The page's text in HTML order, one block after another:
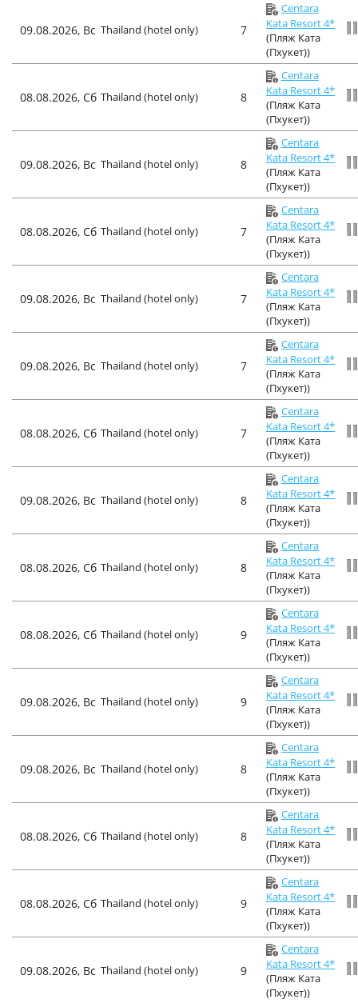
09.08.2026, Вс Thailand (hotel only) 7
Centara
Kata Resort 4*
(Пляж Ката
(Пхукет))
08.08.2026, Сб Thailand (hotel only) 8
Centara
Kata Resort 4*
(Пляж Ката
(Пхукет))
09.08.2026, Вс Thailand (hotel only) 8
Centara
Kata Resort 4*
(Пляж Ката
(Пхукет))
08.08.2026, Сб Thailand (hotel only) 7
Centara
Kata Resort 4*
(Пляж Ката
(Пхукет))
09.08.2026, Вс Thailand (hotel only) 7
Centara
Kata Resort 4*
(Пляж Ката
(Пхукет))
09.08.2026, Вс Thailand (hotel only) 7
Centara
Kata Resort 4*
(Пляж Ката
(Пхукет))
08.08.2026, Сб Thailand (hotel only) 7
Centara
Kata Resort 4*
(Пляж Ката
(Пхукет))
09.08.2026, Вс Thailand (hotel only) 8
Centara
Kata Resort 4*
(Пляж Ката
(Пхукет))
08.08.2026, Сб Thailand (hotel only) 8
Centara
Kata Resort 4*
(Пляж Ката
(Пхукет))
08.08.2026, Сб Thailand (hotel only) 9
Centara
Kata Resort 4*
(Пляж Ката
(Пхукет))
09.08.2026, Вс Thailand (hotel only) 9
Centara
Kata Resort 4*
(Пляж Ката
(Пхукет))
09.08.2026, Вс Thailand (hotel only) 8
Centara
Kata Resort 4*
(Пляж Ката
(Пхукет))
08.08.2026, Сб Thailand (hotel only) 8
Centara
Kata Resort 4*
(Пляж Ката
(Пхукет))
08.08.2026, Сб Thailand (hotel only) 9
Centara
Kata Resort 4*
(Пляж Ката
(Пхукет))
09.08.2026, Вс Thailand (hotel only) 9
Centara
Kata Resort 4*
(Пляж Ката
(Пхукет))